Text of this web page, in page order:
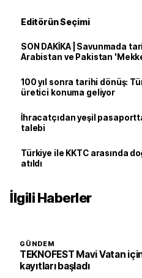
Editörün Seçimi
SON DAKİKA | Savunmada
Arabistan ve Pakistan
100 yıl sonra tarihi dönüş:
üretici konuma geliyor
İhracatçıdan yeşil
talebi
Türkiye ile KKTC arasında
atıldı
İlgili Haberler
GÜNDEM
TEKNOFEST Mavi Vatan
kayıtları başladı